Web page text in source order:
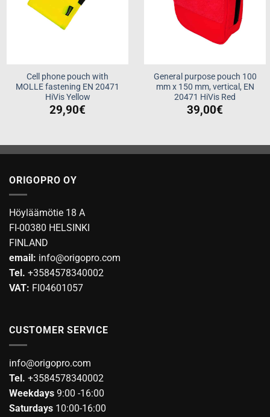
Cell phone pouch with
MOLLE fastening EN 20471
HiVis Yellow
29,90€
General purpose pouch 100
mm x 150 mm, vertical, EN
20471 HiVis Red
39,00€
ORIGOPRO OY
Höyläämötie 18 A
FI-00380 HELSINKI
FINLAND
email: info@origopro.com
Tel. +3584578340002
VAT: FI04601057
CUSTOMER SERVICE
info@origopro.com
Tel. +3584578340002
Weekdays 9:00 -16:00
Saturdays 10:00-16:00